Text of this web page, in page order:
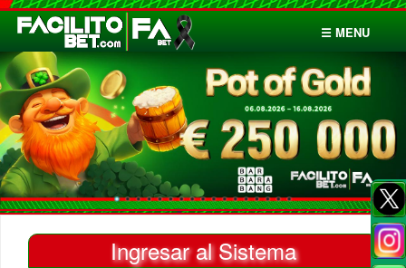
☰ MENU
Inicio
Apuestas
Cuentas
Ingresar al Sistema